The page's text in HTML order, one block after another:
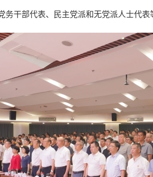
干部代表、民主党派和无党派人士代表